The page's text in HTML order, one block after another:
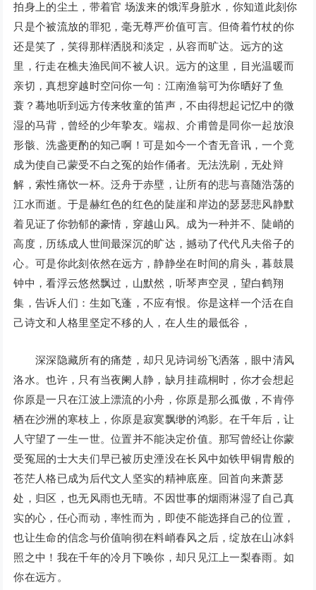
拍身上的尘土，带着官 场泼来的饿浑身脏水，你知道此刻你
只是个被流放的罪犯，毫无尊严价值可言。但倚着竹杖的你
还是笑了，笑得那样洒脱和淡定，从容而旷达。远方的这
里，行走在樵夫渔民间不被人识。远方的这里，目光温暖而
亲切，真想穿越时空问你一句：江南渔翁可为你晒好了鱼
蓑？蓦地听到远方传来牧童的笛声，不由得想起记忆中的微
湿的马背，曾经的少年挚友。端叔、介甫曾是同你一起放浪
形骸、洗盏更酌的知己啊！可是如今一个杳无音讯，一个竟
成为使自己蒙受不白之冤的始作俑者。无法洗刷，无处辩
解，索性痛饮一杯。泛舟于赤壁，让所有的悲与喜随浩荡的
江水而逝。于是赫红色的红色的陡崖和岸边的瑟瑟悲风静默
着见证了你勃郁的豪情，穿越山风。成为一种并不、陡峭的
高度，历练成人世间最深沉的旷达，撼动了代代凡夫俗子的
心。可是你此刻依然在远方，静静坐在时间的肩头，暮鼓晨
钟中，看浮云悠然飘过，山默然，听琴声空灵，望白鹤翔
集，告诉人们：生如飞蓬，不应有恨。你是这样一个活在自
己诗文和人格里坚定不移的人，在人生的最低谷，
深深隐藏所有的痛楚，却只见诗词纷飞洒落，眼中清风
洛水。也许，只有当夜阑人静，缺月挂疏桐时，你才会想起
你原是一只在江波上漂流的小舟，你原是那么孤傲，不肯停
栖在沙洲的寒枝上，你原是寂寞飘缈的鸿影。在千年后，让
人守望了一生一世。位置并不能决定价值。那写曾经让你蒙
受冤屈的士大夫们早已被历史湮没在长风中如铁甲铜胄般的
苍茫人格已成为后代文人坚实的精神底座。回首向来萧瑟
处，归区，也无风雨也无晴。不因世事的烟雨淋湿了自己真
实的心，任心而动，率性而为，即使不能选择自己的位置，
也让生命的信念与价值响彻在料峭春风之后，绽放在山冰斜
照之中！我在千年的冷月下唤你，却只见江上一梨春雨。如
你在远方。